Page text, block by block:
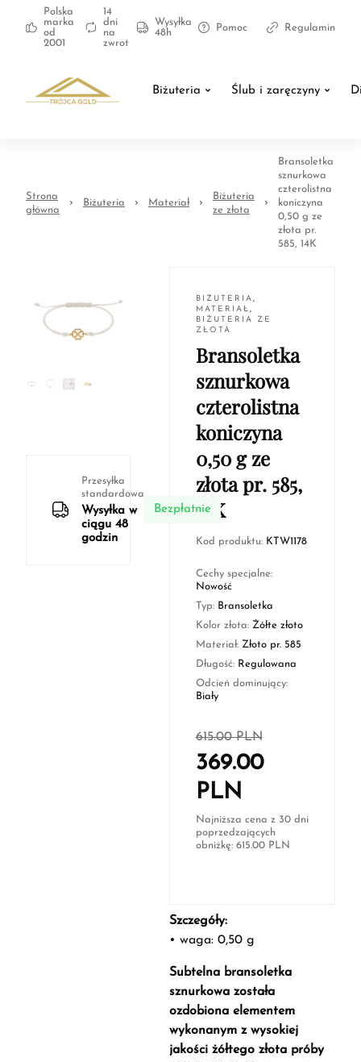
Polska
marka
od
2001
14
dni
na
zwrot
Wysyłka
48h
Pomoc Regulamin
Biżuteria Ślub i zaręczyny
Strona
główna
Biżuteria Materiał
Biżuteria
ze złota
Bransoletka
sznurkowa
czterolistna
koniczyna
0,50 g ze
złota pr.
585, 14K
Przesyłka
standardowa
Wysyłka w
ciągu 48
godzin
Bezpłatnie
BIŻUTERIA,
MATERIAŁ,
BIŻUTERIA ZE
ZŁOTA
Bransoletka
sznurkowa
czterolistna
koniczyna
0,50 g ze
złota pr. 585,
14K
Kod produktu: KTW1178
Cechy specjalne:
Nowość
Typ: Bransoletka
Kolor złota: Żółte złoto
Materiał: Złoto pr. 585
Długość: Regulowana
Odcień dominujący:
Biały
615.00PLN
369.00
PLN
Najniższa cena z 30 dni
poprzedzających
obniżkę: 615.00PLN
Szczegóły:
• waga: 0,50 g
Subtelna bransoletka
sznurkowa została
ozdobiona elementem
wykonanym z wysokiej
jakości żółtego złota próby